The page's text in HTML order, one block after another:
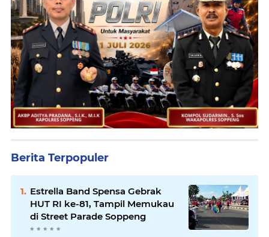
Berita Terpopuler
Estrella Band Spensa Gebrak
HUT RI ke-81, Tampil Memukau
di Street Parade Soppeng